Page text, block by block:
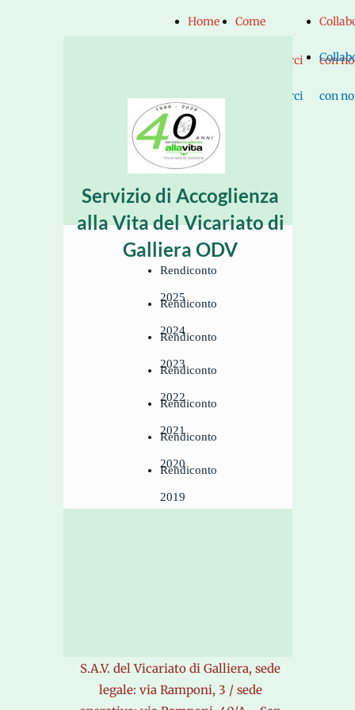
S.A.V. del Vicariato di Galliera, sede
legale: via Ramponi, 3 / sede
Home Come
raggiungerci con
Page raggiungerci con
Servizio di Accoglienza
alla Vita del Vicariato di
Galliera ODV
Rendiconto
2025
Rendiconto
2024
Rendiconto
2023
Rendiconto
2022
Rendiconto
2021
Rendiconto
2020
Rendiconto
2019